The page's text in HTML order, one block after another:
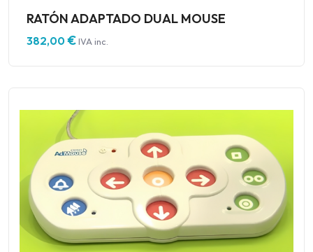
RATÓN ADAPTADO DUAL MOUSE
382,00€IVA inc.